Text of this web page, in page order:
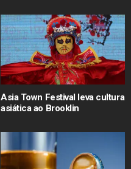
Asia Town Festival leva cultura
asiática ao Brooklin